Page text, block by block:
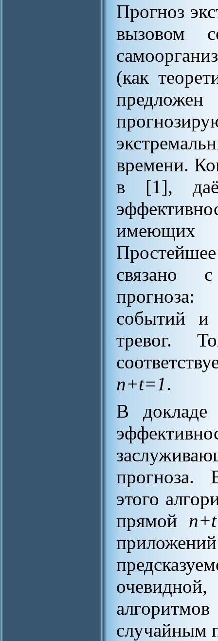
Прогноз
вызовом
(как
времени.
в [1],
имеющих
связано
событий
тревог.
n+t=1.
В докладе
прогноза.
этого
прямой
случайным